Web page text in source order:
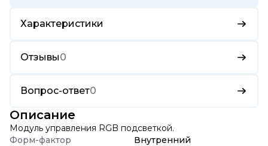
Характеристики
Отзывы0
Вопрос-ответ0
Описание
Модуль управления RGB подсветкой.
Форм-фактор
Внутренний